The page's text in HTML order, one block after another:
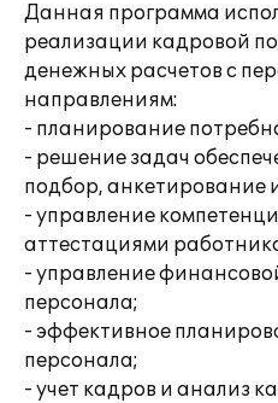
Данная программа
реализации кадровой
денежных расчетов с
направлениям:
- планирование
- решение задач
подбор, анкетирование
- управление
аттестациями
- управление
персонала;
- эффективное
персонала;
- учет кадров и анализ